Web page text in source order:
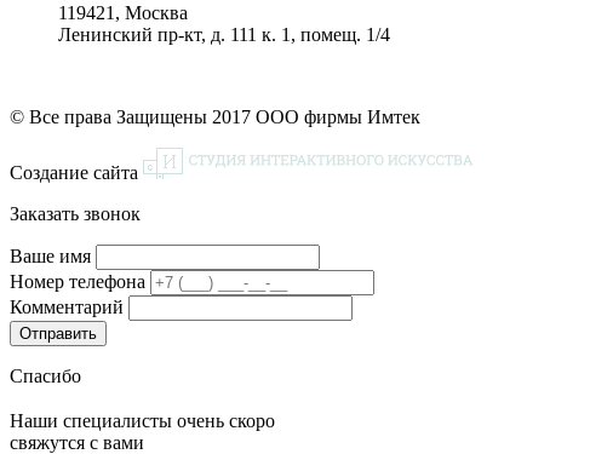
119421, Москва
Ленинский пр-кт, д. 111 к. 1, помещ. 1/4
© Все права Защищены 2017 ООО фирмы Имтек
Создание сайта
Заказать звонок
Ваше имя
Номер телефона
Комментарий
Спасибо
Наши специалисты очень скоро
свяжутся с вами